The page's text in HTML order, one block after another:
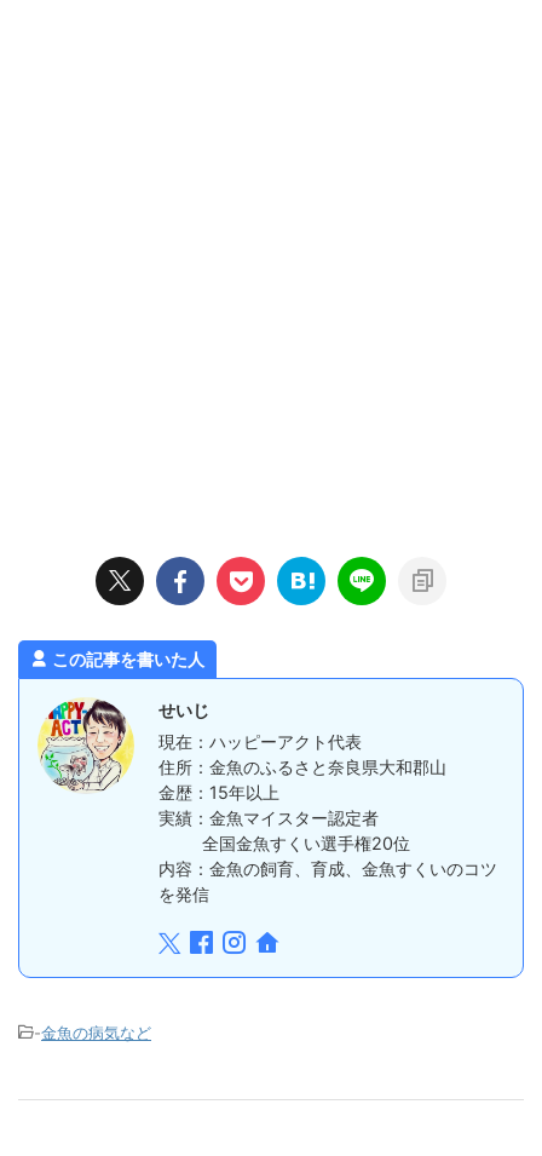
この記事を書いた人
せいじ
現在：ハッピーアクト代表
住所：金魚のふるさと奈良県大和郡山
金歴：15年以上
実績：金魚マイスター認定者
全国金魚すくい選手権20位
内容：金魚の飼育、育成、金魚すくいのコツ
を発信
-金魚の病気など